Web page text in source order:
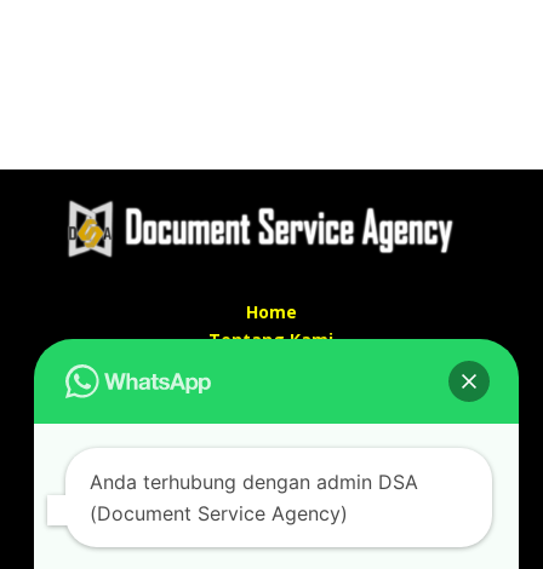
Home
Tentang Kami
Kontak kami
Alamat kantor :
Jl Swadaya Pam No 6 Rt 006 Rw 007 Jatinegara,
Cakung, Jakarta Timur 13930
Anda terhubung dengan admin DSA
(Document Service Agency)